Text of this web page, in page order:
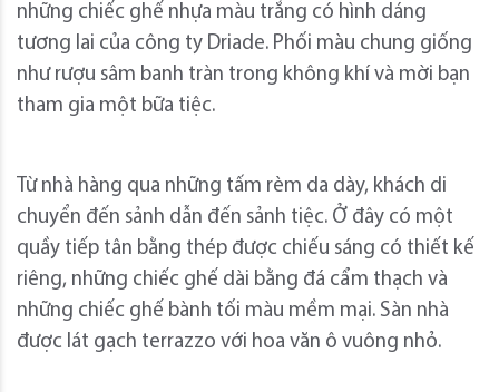
những chiếc ghế nhựa màu trắng có hình dáng
tương lai của công ty Driade. Phối màu chung giống
như rượu sâm banh tràn trong không khí và mời bạn
tham gia một bữa tiệc.
Từ nhà hàng qua những tấm rèm da dày, khách di
chuyển đến sảnh dẫn đến sảnh tiệc. Ở đây có một
quầy tiếp tân bằng thép được chiếu sáng có thiết kế
riêng, những chiếc ghế dài bằng đá cẩm thạch và
những chiếc ghế bành tối màu mềm mại. Sàn nhà
được lát gạch terrazzo với hoa văn ô vuông nhỏ.